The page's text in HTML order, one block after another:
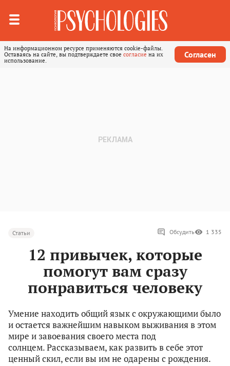
На информационном ресурсе применяются cookie-файлы.
Оставаясь на сайте, вы подтверждаете свое согласие на их
использование.
Согласен
Статьи Обсудить 1 335
12 привычек, которые
помогут вам сразу
понравиться человеку
Умение находить общий язык с окружающими было
и остается важнейшим навыком выживания в этом
мире и завоевания своего места под
солнцем. Рассказываем, как развить в себе этот
ценный скил, если вы им не одарены с рождения.